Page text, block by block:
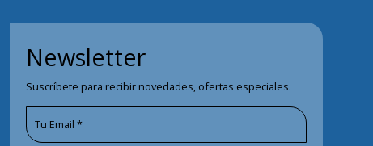
Newsletter
Suscríbete para recibir novedades, ofertas especiales.